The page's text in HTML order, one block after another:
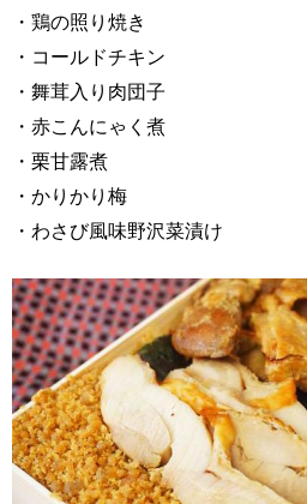
・鶏の照り焼き
・コールドチキン
・舞茸入り肉団子
・赤こんにゃく煮
・栗甘露煮
・かりかり梅
・わさび風味野沢菜漬け